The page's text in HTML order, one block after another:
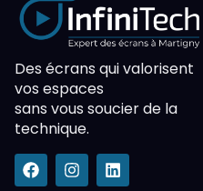
Des écrans qui valorisent
vos espaces
sans vous soucier de la
technique.